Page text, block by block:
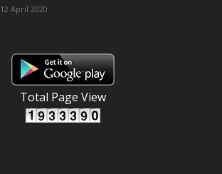
12 April 2020
Total Page View